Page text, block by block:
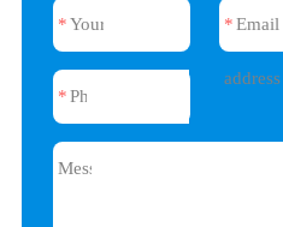
*Your
name
* Email
address
*Phone
Message